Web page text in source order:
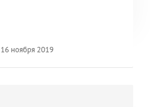
16 ноября 2019